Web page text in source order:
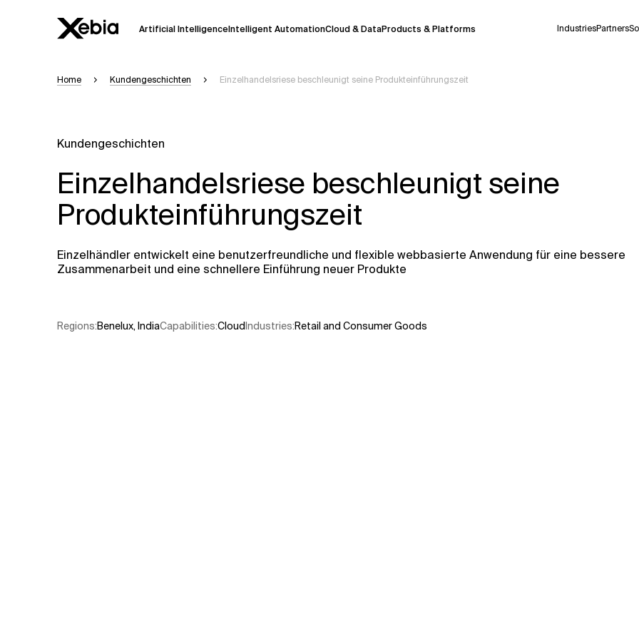
Artificial IntelligenceIntelligent AutomationCloud & DataProducts & Platforms IndustriesPartners
Ai Übersicht
Sekunden dauern. Wir streben nach Genauigkeit, aber gelegentlich können Fehler
Bitte überprüfen Sie wichtige Informationen, bevor Sie Entscheidungen treffen oder
kontaktieren Sie unsdirekt.
Home Kundengeschichten Einzelhandelsriese beschleunigt seine Produkteinführungszeit
Kundengeschichten
Einzelhandelsriese beschleunigt seine
Produkteinführungszeit
Einzelhändler entwickelt eine benutzerfreundliche und flexible webbasierte Anwendung für eine bessere
Zusammenarbeit und eine schnellere Einführung neuer Produkte
Regions:Benelux,IndiaCapabilities:CloudIndustries:Retail and Consumer Goods